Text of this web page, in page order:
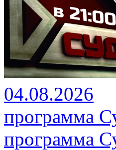
04.08.2026
программа
программа